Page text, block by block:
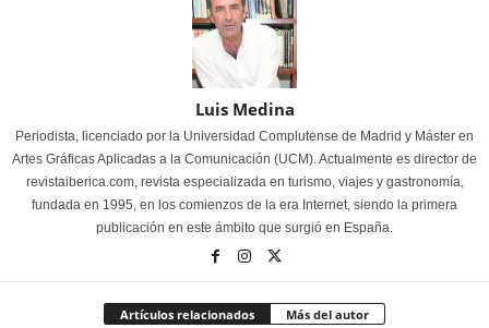
Luis Medina
Periodista, licenciado por la Universidad Complutense de Madrid y Máster en
Artes Gráficas Aplicadas a la Comunicación (UCM). Actualmente es director de
revistaiberica.com, revista especializada en turismo, viajes y gastronomía,
fundada en 1995, en los comienzos de la era Internet, siendo la primera
publicación en este ámbito que surgió en España.
Artículos relacionados Más del autor